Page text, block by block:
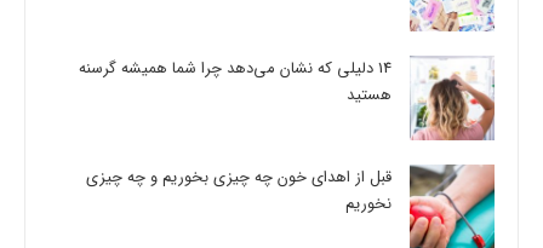
14 دلیلی که نشان می‌دهد چرا شما همیشه گرسنه
هستید
قبل از اهدای خون چه چیزی بخوریم و چه چیزی
نخوریم